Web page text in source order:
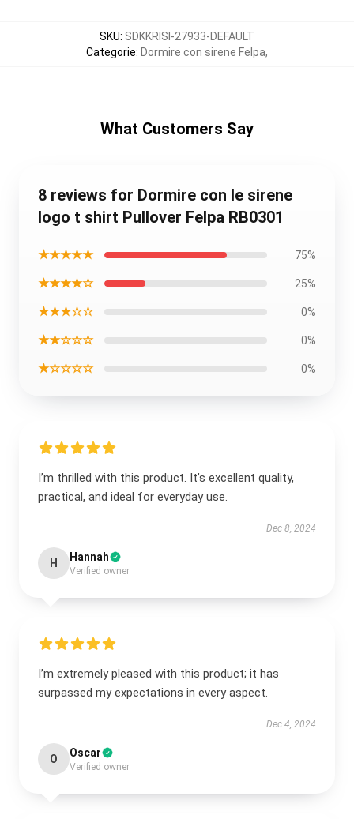
SKU: SDKKRISI-27933-DEFAULT
Categorie: Dormire con sirene Felpa,
What Customers Say
8 reviews for Dormire con le sirene
logo t shirt Pullover Felpa RB0301
★★★★★ 75%
★★★★☆ 25%
★★★☆☆ 0%
★★☆☆☆ 0%
★☆☆☆☆ 0%
I’m thrilled with this product. It’s excellent quality,
practical, and ideal for everyday use.
Dec 8, 2024
H Hannah
Verified owner
I’m extremely pleased with this product; it has
surpassed my expectations in every aspect.
Dec 4, 2024
O Oscar
Verified owner